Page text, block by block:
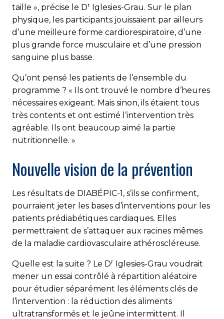
taille », précise le Dr Iglesies-Grau. Sur le plan
physique, les participants jouissaient par ailleurs
d’une meilleure forme cardiorespiratoire, d’une
plus grande force musculaire et d’une pression
sanguine plus basse.
Qu’ont pensé les patients de l’ensemble du
programme ? « Ils ont trouvé le nombre d’heures
nécessaires exigeant. Mais sinon, ils étaient tous
très contents et ont estimé l’intervention très
agréable. Ils ont beaucoup aimé la partie
nutritionnelle. »
Nouvelle vision de la prévention
Les résultats de DIABÉPIC-1, s’ils se confirment,
pourraient jeter les bases d’interventions pour les
patients prédiabétiques cardiaques. Elles
permettraient de s’attaquer aux racines mêmes
de la maladie cardiovasculaire athéroscléreuse.
Quelle est la suite ? Le Dr Iglesies-Grau voudrait
mener un essai contrôlé à répartition aléatoire
pour étudier séparément les éléments clés de
l’intervention : la réduction des aliments
ultratransformés et le jeûne intermittent. Il